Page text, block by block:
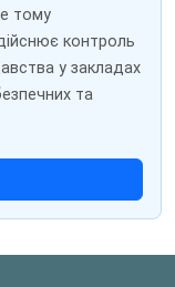
тому
контроль
у закладах
та